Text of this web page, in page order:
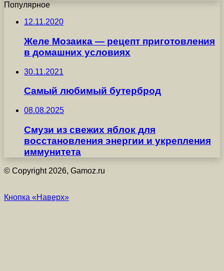
Популярное
12.11.2020
Желе Мозаика — рецепт приготовления
в домашних условиях
30.11.2021
Самый любимый бутерброд
08.08.2025
Смузи из свежих яблок для
восстановления энергии и укрепления
иммунитета
© Copyright 2026, Gamoz.ru
Кнопка «Наверх»